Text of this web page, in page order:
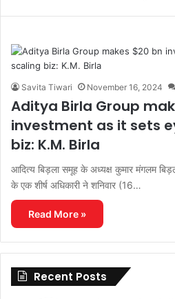
Savita Tiwari November 16, 2024
Aditya Birla Group
investment as it sets
biz: K.M. Birla
आदित्य बिड़ला समूह के अध्यक्ष कुमार मंगलम
के एक शीर्ष अधिकारी ने शनिवार (16…
Read More »
Recent Posts